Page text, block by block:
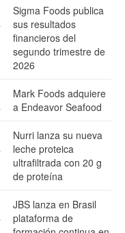
Sigma Foods publica
sus resultados
financieros del
segundo trimestre de
2026
Mark Foods adquiere
a Endeavor Seafood
Nurri lanza su nueva
leche proteica
ultrafiltrada con 20 g
de proteína
JBS lanza en Brasil
plataforma de